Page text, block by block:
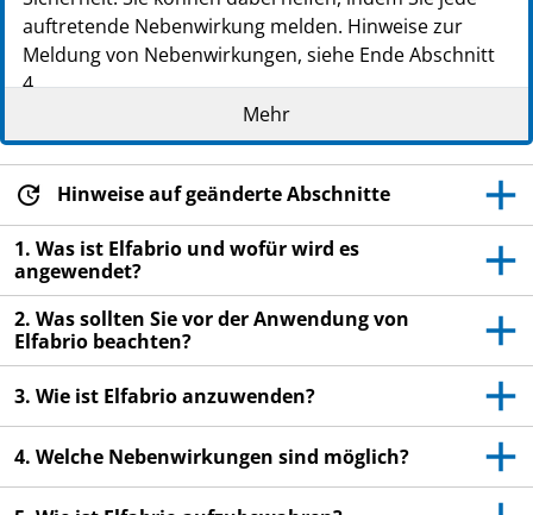
PPN: 111837491394
NTIN: 04150183749138
PZN: 18374936
NTIN: 04150183749367
PZN: 18374942
PPN: 111837494216
NTIN: 04150183749428
auftretende Nebenwirkung melden. Hinweise zur
Meldung von Nebenwirkungen, siehe Ende Abschnitt
4.
Lesen Sie die gesamte Packungsbeilage sorgfältig
durch, bevor Sie mit der Anwendung dieses
Arzneimittels beginnen, denn sie enthält wichtige
Informationen.
Heben Sie die Packungsbeilage auf. Vielleicht
möchten Sie diese später nochmals lesen.
Wenn Sie weitere Fragen haben, wenden Sie sich
an Ihren Arzt oder Apotheker.
verschrieben. Geben Sie es nicht an Dritte weiter.
Es kann anderen Menschen schaden, auch wenn
diese die gleichen Beschwerden haben wie Sie.
Wenn Sie Nebenwirkungen bemerken, wenden Sie
Mehr
Hinweise auf geänderte Abschnitte
1. Was ist Elfabrio und wofür wird es
angewendet?
2. Was sollten Sie vor der Anwendung von
Elfabrio beachten?
3. Wie ist Elfabrio anzuwenden?
4. Welche Nebenwirkungen sind möglich?